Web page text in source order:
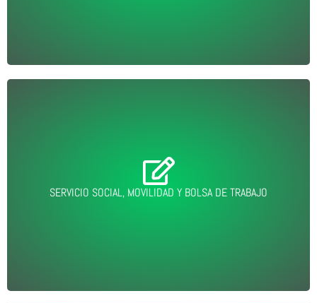
SERVICIO SOCIAL, MOVILIDAD Y BOLSA DE TRABAJO
ENTRAR